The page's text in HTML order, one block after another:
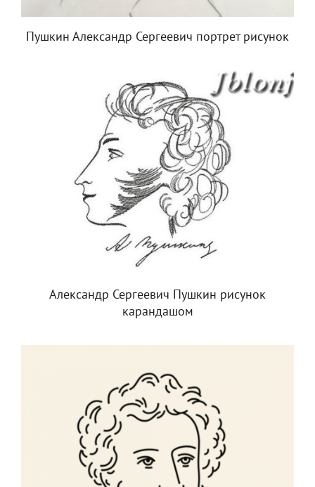
Пушкин Александр Сергеевич портрет рисунок
Александр Сергеевич Пушкин рисунок
карандашом